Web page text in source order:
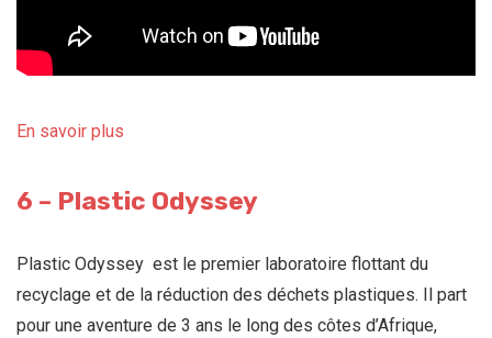
En savoir plus
6 – Plastic Odyssey
Plastic Odyssey est le premier laboratoire flottant du
recyclage et de la réduction des déchets plastiques. Il part
pour une aventure de 3 ans le long des côtes d’Afrique,